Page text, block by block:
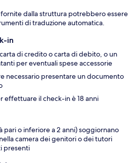
fornite dalla struttura potrebbero essere
di traduzione automatica.
in
di credito o carta di debito, o un
per eventuali spese accessorie
necessario presentare un documento
effettuare il check-in è 18 anni
pari o inferiore a 2 anni) soggiornano
camera dei genitori o dei tutori
presenti